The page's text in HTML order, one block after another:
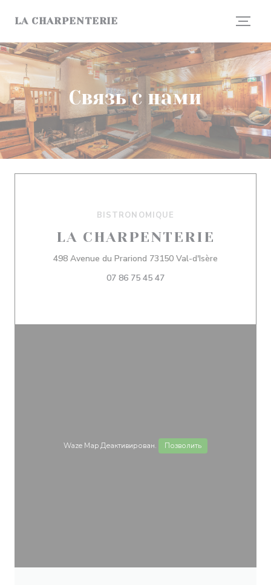
LA CHARPENTERIE
Связь с нами
BISTRONOMIQUE
LA CHARPENTERIE
498 Avenue du Prariond 73150 Val-d'Isère
07 86 75 45 47
Waze Map Деактивирован. Позволить